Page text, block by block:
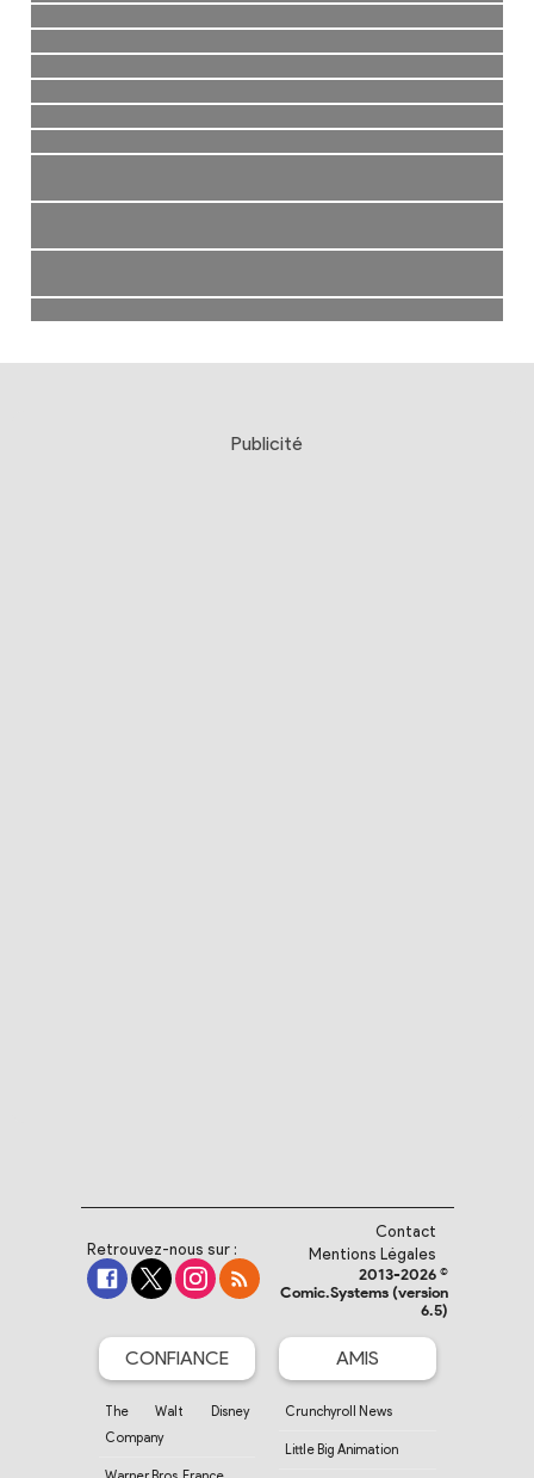
Publicité
Retrouvez-nous sur :
Contact
Mentions Légales
2013-2026 ©
Comic.Systems (version
6.5)
CONFIANCE
The Walt Disney
Company
AMIS
Crunchyroll News
Little Big Animation